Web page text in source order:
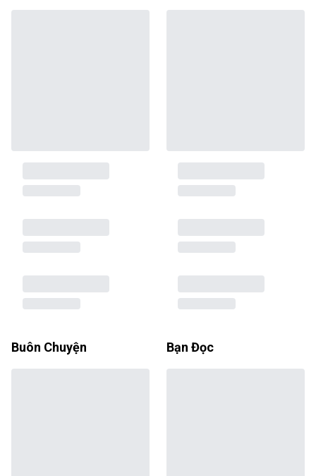
Buôn Chuyện Bạn Đọc